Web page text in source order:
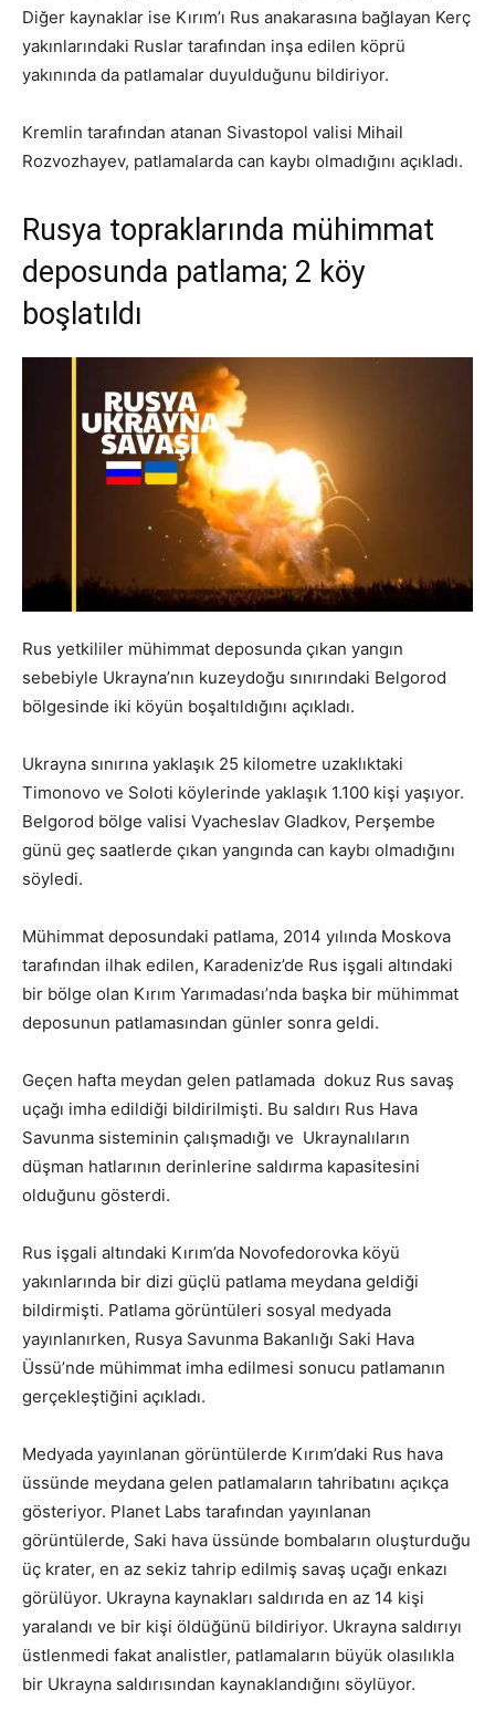
Diğer kaynaklar ise Kırım’ı Rus anakarasına bağlayan Kerç
yakınlarındaki Ruslar tarafından inşa edilen köprü
yakınında da patlamalar duyulduğunu bildiriyor.
Kremlin tarafından atanan Sivastopol valisi Mihail
Rozvozhayev, patlamalarda can kaybı olmadığını açıkladı.
Rusya topraklarında mühimmat
deposunda patlama; 2 köy
boşlatıldı
Rus yetkililer mühimmat deposunda çıkan yangın
sebebiyle Ukrayna’nın kuzeydoğu sınırındaki Belgorod
bölgesinde iki köyün boşaltıldığını açıkladı.
Ukrayna sınırına yaklaşık 25 kilometre uzaklıktaki
Timonovo ve Soloti köylerinde yaklaşık 1.100 kişi yaşıyor.
Belgorod bölge valisi Vyacheslav Gladkov, Perşembe
günü geç saatlerde çıkan yangında can kaybı olmadığını
söyledi.
Mühimmat deposundaki patlama, 2014 yılında Moskova
tarafından ilhak edilen, Karadeniz’de Rus işgali altındaki
bir bölge olan Kırım Yarımadası’nda başka bir mühimmat
deposunun patlamasından günler sonra geldi.
Geçen hafta meydan gelen patlamada dokuz Rus savaş
uçağı imha edildiği bildirilmişti. Bu saldırı Rus Hava
Savunma sisteminin çalışmadığı ve Ukraynalıların
düşman hatlarının derinlerine saldırma kapasitesini
olduğunu gösterdi.
Rus işgali altındaki Kırım’da Novofedorovka köyü
yakınlarında bir dizi güçlü patlama meydana geldiği
bildirmişti. Patlama görüntüleri sosyal medyada
yayınlanırken, Rusya Savunma Bakanlığı Saki Hava
Üssü’nde mühimmat imha edilmesi sonucu patlamanın
gerçekleştiğini açıkladı.
Medyada yayınlanan görüntülerde Kırım’daki Rus hava
üssünde meydana gelen patlamaların tahribatını açıkça
gösteriyor. Planet Labs tarafından yayınlanan
görüntülerde, Saki hava üssünde bombaların oluşturduğu
üç krater, en az sekiz tahrip edilmiş savaş uçağı enkazı
görülüyor. Ukrayna kaynakları saldırıda en az 14 kişi
yaralandı ve bir kişi öldüğünü bildiriyor. Ukrayna saldırıyı
üstlenmedi fakat analistler, patlamaların büyük olasılıkla
bir Ukrayna saldırısından kaynaklandığını söylüyor.